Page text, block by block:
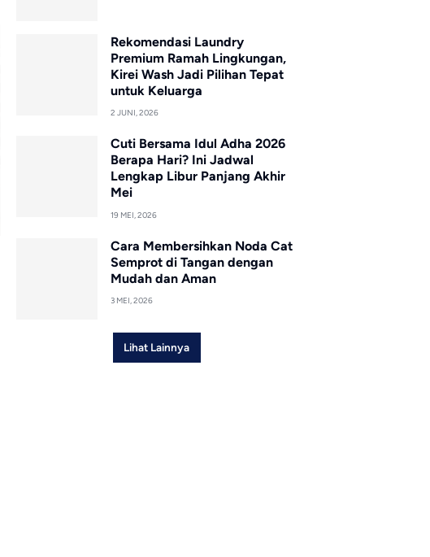
Rekomendasi Laundry
Premium Ramah Lingkungan,
Kirei Wash Jadi Pilihan Tepat
untuk Keluarga
2 JUNI, 2026
Cuti Bersama Idul Adha 2026
Berapa Hari? Ini Jadwal
Lengkap Libur Panjang Akhir
Mei
19 MEI, 2026
Cara Membersihkan Noda Cat
Semprot di Tangan dengan
Mudah dan Aman
3 MEI, 2026
Lihat Lainnya